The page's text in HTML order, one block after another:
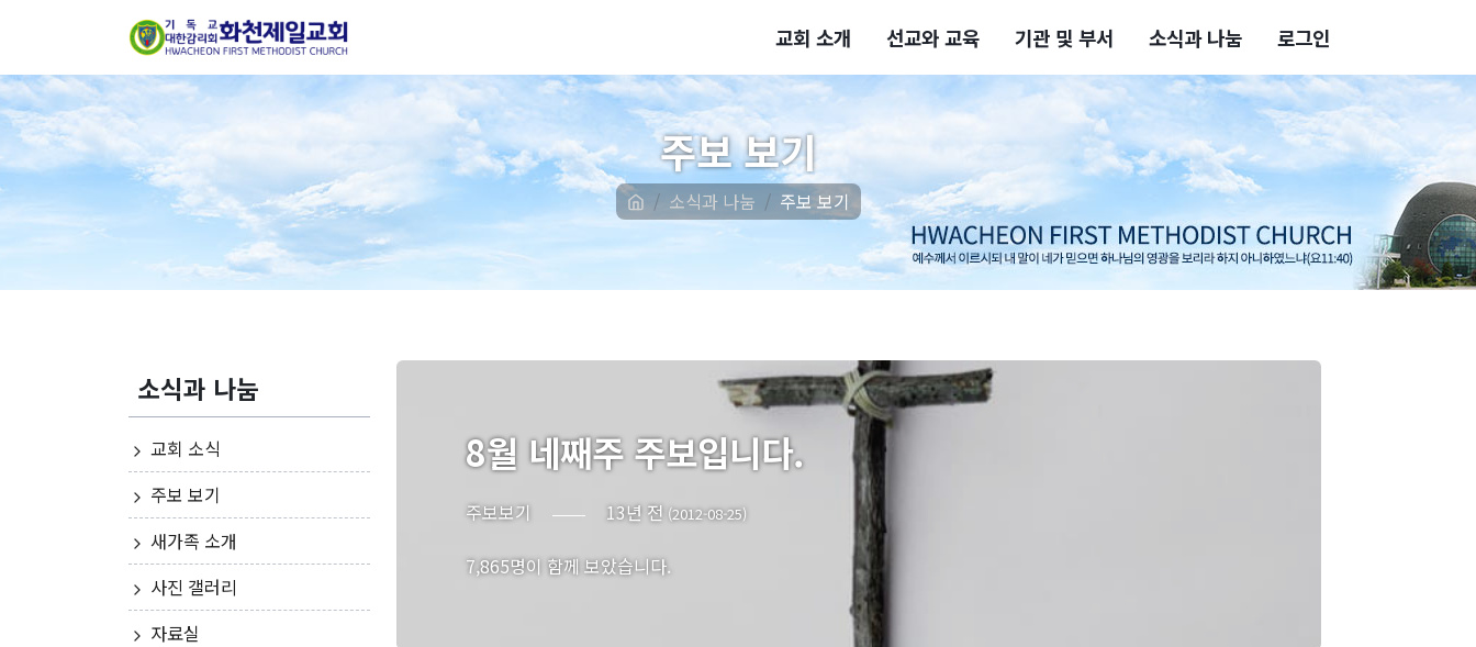
교회 소개 선교와 교육 기관 및 부서 소식과 나눔 로그인
주보 보기
소식과 나눔 주보 보기
8월 네째주 주보입니다.
주보보기 13년 전 (2012-08-25)
7,865명이 함께 보았습니다.
소식과 나눔
교회 소식
주보 보기
새가족 소개
사진 갤러리
자료실